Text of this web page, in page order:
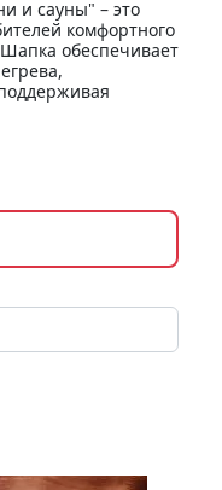
и сауны" – это
комфортного
обеспечивает